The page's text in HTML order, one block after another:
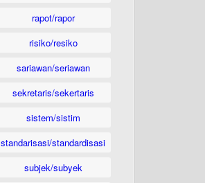
rapot/rapor
risiko/resiko
sariawan/seriawan
sekretaris/sekertaris
sistem/sistim
standarisasi/standardisasi
subjek/subyek